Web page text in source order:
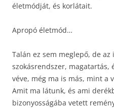
életmódját, és korlátait.
Apropó életmód…
Talán ez sem meglepő, de
szokásrendszer, magatartás,
véve, még ma is más, mint a
Amit ma látunk, és ami
bizonyosságába vetett